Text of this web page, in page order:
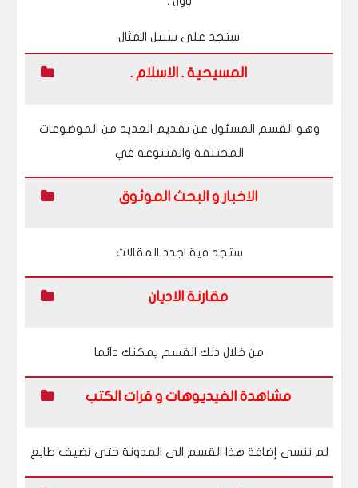
ستجد على سبيل المثال
المسيحية . الاسلام .
وهو القسم المسئول عن تقديم العديد من الموضوعات
المختلفة والمتنوعة في
الاخبار و البحث الموثوق
ستجد فية اجدد المقالات
مقارنة الاديان
من خلال ذلك القسم يمكنك دائما
مشاهدة الفيديوهات و قرات الكتب
لم ننسى إضافة هذا القسم الى المدونة حتى نضيف طابع